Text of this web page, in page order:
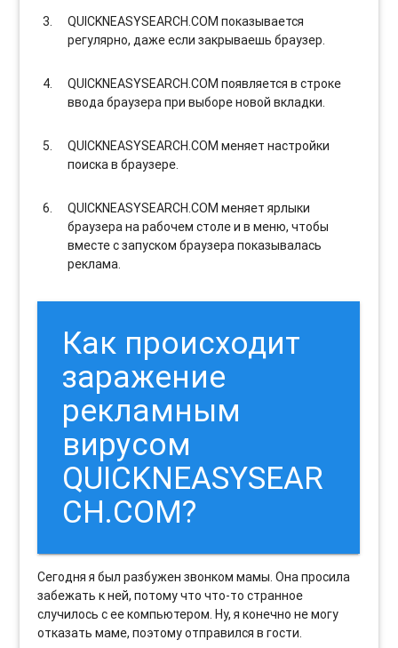
QUICKNEASYSEARCH.COM показывается
регулярно, даже если закрываешь браузер.
QUICKNEASYSEARCH.COM появляется в строке
ввода браузера при выборе новой вкладки.
QUICKNEASYSEARCH.COM меняет настройки
поиска в браузере.
QUICKNEASYSEARCH.COM меняет ярлыки
браузера на рабочем столе и в меню, чтобы
вместе с запуском браузера показывалась
реклама.
Как происходит
заражение
рекламным
вирусом
QUICKNEASYSEAR
CH.COM?
Сегодня я был разбужен звонком мамы. Она просила
забежать к ней, потому что что-то странное
случилось с ее компьютером. Ну, я конечно не могу
отказать маме, поэтому отправился в гости.